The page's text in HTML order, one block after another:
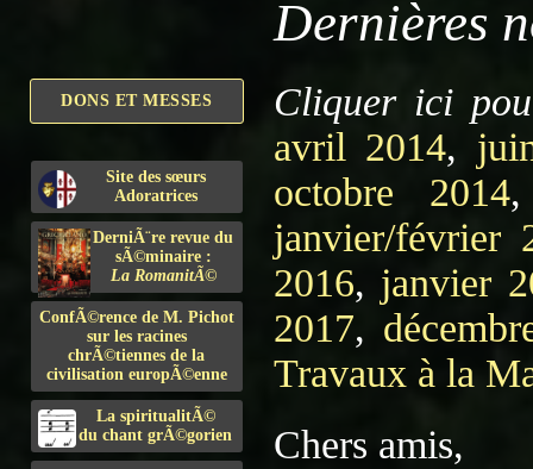
DONS ET MESSES
Site des sœurs
Adoratrices
DerniÃ¨re revue du
sÃ©minaire :
La RomanitÃ©
ConfÃ©rence de M. Pichot
sur les racines
chrÃ©tiennes de la
civilisation europÃ©enne
La spiritualitÃ©
du chant grÃ©gorien
Dernières
Cliquer ici
avril 2014,
octobre 2014
janvier/février
2016, janvier
2017,
Travaux à la
Chers amis,